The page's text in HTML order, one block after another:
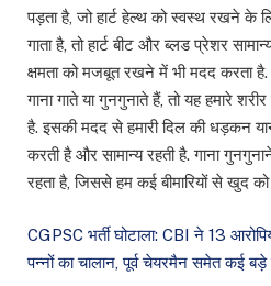
पड़ता है, जो हार्ट हेल्थ को स्वस्थ रखने के
गाता है, तो हार्ट बीट और ब्लड प्रेशर
क्षमता को मजबूत रखने में भी मदद करता
गाना गाते या गुनगुनाते हैं, तो यह हमारे
है. इसकी मदद से हमारी दिल की धड़कन
करती है और सामान्य रहती है. गाना
रहता है, जिससे हम कई बीमारियों से खुद
CGPSC भर्ती घोटाला: CBI ने 13
पन्नों का चालान, पूर्व चेयरमैन समेत कई बड़े